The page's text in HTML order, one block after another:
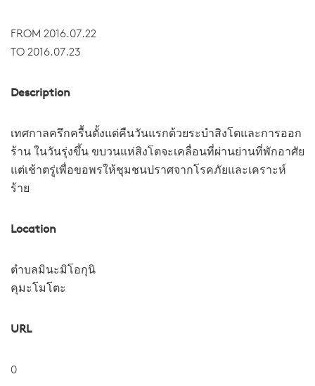
FROM 2016.07.22
TO 2016.07.23
Description
เทศกาลครึกครื้นตั้งแต่คืนวันแรกด้วยระบำสิงโตและการออก
ร้าน ในวันรุ่งขึ้น ขบวนแห่สิงโตจะเคลื่อนที่ผ่านย่านที่พักอาศัย
แต่เช้าตรู่เพื่อขอพรให้ชุมชนปราศจากโรคภัยและเคราะห์
ร้าย
Location
ตำบลมินะมิโอกุนิ
คุมะโมโตะ
URL
0